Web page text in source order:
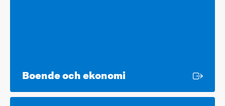
Boende och ekonomi